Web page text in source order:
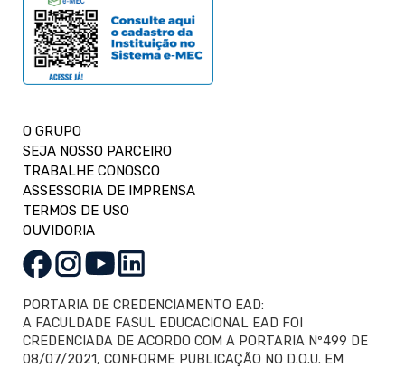
O GRUPO
SEJA NOSSO PARCEIRO
TRABALHE CONOSCO
ASSESSORIA DE IMPRENSA
TERMOS DE USO
OUVIDORIA
PORTARIA DE CREDENCIAMENTO EAD:
A FACULDADE FASUL EDUCACIONAL EAD FOI
CREDENCIADA DE ACORDO COM A PORTARIA Nº499 DE
08/07/2021, CONFORME PUBLICAÇÃO NO D.O.U. EM